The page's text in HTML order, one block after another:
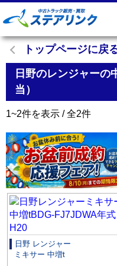
トップページに戻
日野のレンジャーの
当）
1~2件を表示 / 全2件
日野 レンジャー
ミキサー 中増t